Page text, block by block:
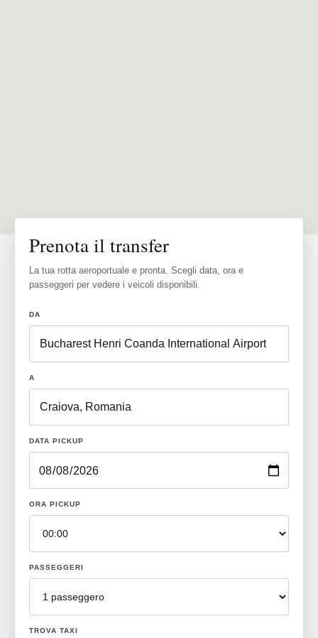
Prenota il transfer
La tua rotta aeroportuale e pronta. Scegli data, ora e
passeggeri per vedere i veicoli disponibili.
DA
A
DATA PICKUP
ORA PICKUP
PASSEGGERI
TROVA TAXI